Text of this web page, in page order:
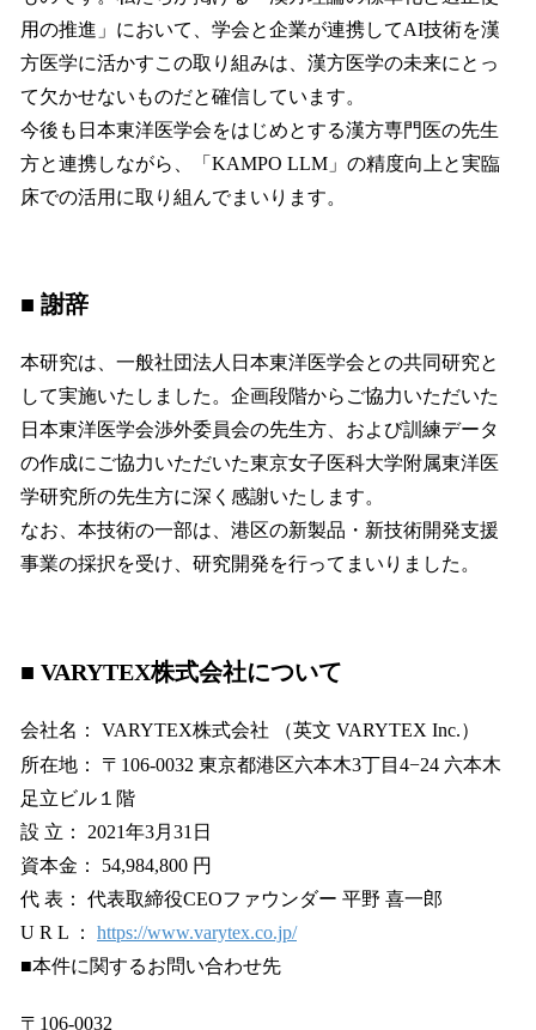
用の推進」において、学会と企業が連携してAI技術を漢
方医学に活かすこの取り組みは、漢方医学の未来にとっ
て欠かせないものだと確信しています。
今後も日本東洋医学会をはじめとする漢方専門医の先生
方と連携しながら、「KAMPO LLM」の精度向上と実臨
床での活用に取り組んでまいります。
■ 謝辞
本研究は、一般社団法人日本東洋医学会との共同研究と
して実施いたしました。企画段階からご協力いただいた
日本東洋医学会渉外委員会の先生方、および訓練データ
の作成にご協力いただいた東京女子医科大学附属東洋医
学研究所の先生方に深く感謝いたします。
なお、本技術の一部は、港区の新製品・新技術開発支援
事業の採択を受け、研究開発を行ってまいりました。
■ VARYTEX株式会社について
会社名： VARYTEX株式会社 （英文 VARYTEX Inc.）
所在地： 〒106-0032 東京都港区六本木3丁目4−24 六本木
足立ビル１階
設 立： 2021年3月31日
資本金： 54,984,800 円
代 表： 代表取締役CEOファウンダー 平野 喜一郎
U R L ： https://www.varytex.co.jp/
■本件に関するお問い合わせ先
〒106-0032